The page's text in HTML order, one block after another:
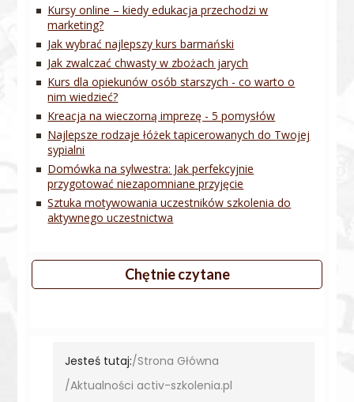
Kursy online – kiedy edukacja przechodzi w
marketing?
Jak wybrać najlepszy kurs barmański
Jak zwalczać chwasty w zbożach jarych
Kurs dla opiekunów osób starszych - co warto o
nim wiedzieć?
Kreacja na wieczorną imprezę - 5 pomysłów
Najlepsze rodzaje łóżek tapicerowanych do Twojej
sypialni
Domówka na sylwestra: Jak perfekcyjnie
przygotować niezapomniane przyjęcie
Sztuka motywowania uczestników szkolenia do
aktywnego uczestnictwa
Chętnie czytane
Jesteś tutaj: Strona Główna
Aktualności activ-szkolenia.pl